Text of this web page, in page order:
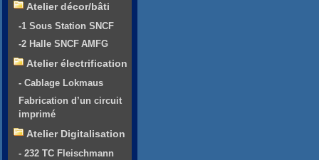
Atelier décor/bâti
-1 Sous Station SNCF
-2 Halle SNCF AMFG
Atelier électrification
- Cablage Lokmaus
Fabrication d’un circuit
imprimé
Atelier Digitalisation
- 232 TC Fleischmann